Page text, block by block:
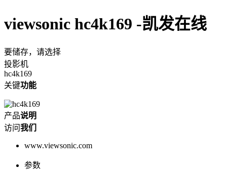
viewsonic hc4k169 -凯发在线
要储存，请选择
投影机
hc4k169
关键功能
产品说明
访问我们
www.viewsonic.com
参数